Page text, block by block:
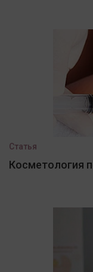
Статья
Косметология